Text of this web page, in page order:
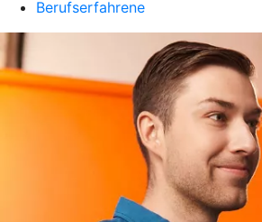
Berufserfahrene